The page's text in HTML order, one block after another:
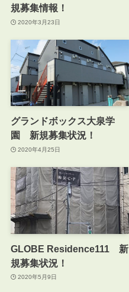
規募集情報！
2020年3月23日
グランドボックス大泉学
園 新規募集状況！
2020年4月25日
GLOBE Residence111 新
規募集状況！
2020年5月9日